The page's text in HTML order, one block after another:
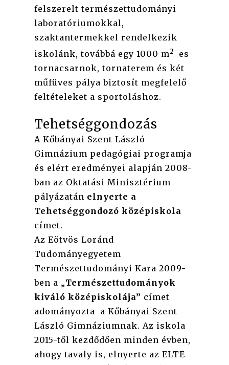
felszerelt természettudományi
laboratóriumokkal,
szaktantermekkel rendelkezik
iskolánk, továbbá egy 1000 m2-es
tornacsarnok, tornaterem és két
műfüves pálya biztosít megfelelő
feltételeket a sportoláshoz.
Tehetséggondozás
A Kőbányai Szent László
Gimnázium pedagógiai programja
és elért eredményei alapján 2008-
ban az Oktatási Minisztérium
pályázatán elnyerte a
Tehetséggondozó középiskola
címet.
Az Eötvös Loránd
Tudományegyetem
Természettudományi Kara 2009-
ben a „Természettudományok
kiváló középiskolája” címet
adományozta a Kőbányai Szent
László Gimnáziumnak. Az iskola
2015-től kezdődően minden évben,
ahogy tavaly is, elnyerte az ELTE